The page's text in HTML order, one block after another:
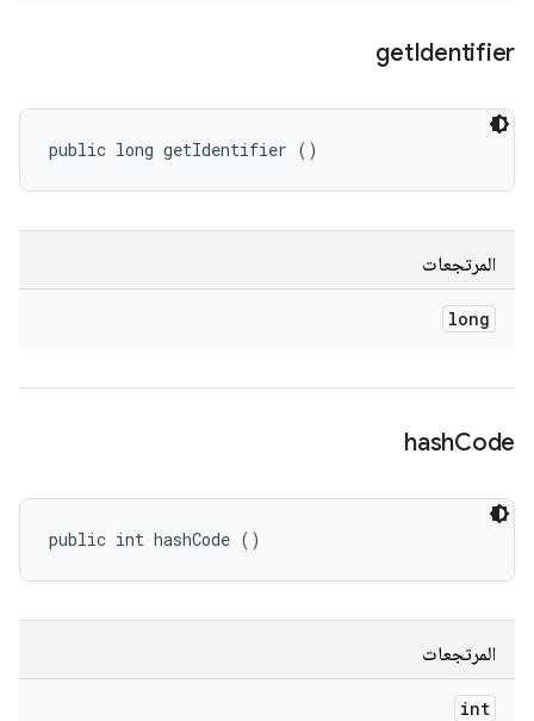
getIdentifier
public long getIdentifier ()
المرتجعات
long
hashCode
public int hashCode ()
المرتجعات
int